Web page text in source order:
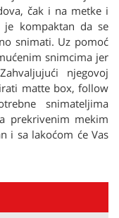
čak i na metke i
kompaktan da se
snimati. Uz pomoć
snimcima jer
njegovoj
matte box, follow
snimateljima
prekrivenim mekim
i sa lakoćom će Vas